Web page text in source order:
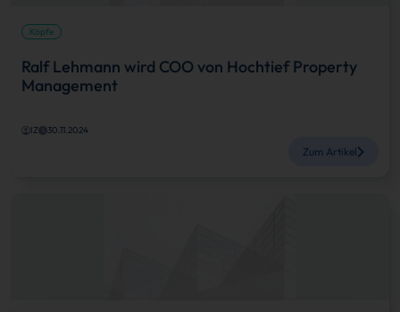
Köpfe
Ralf Lehmann wird COO von Hochtief Property
Management
IZ 30.11.2024
Zum Artikel